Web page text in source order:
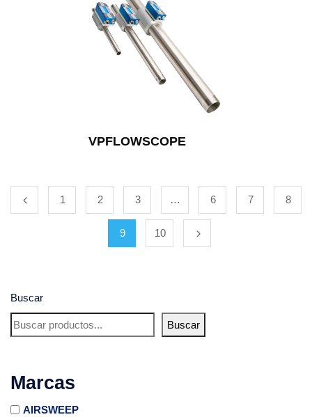
Buscar
Buscar
Marcas
AIRSWEEP
VPFLOWSCOPE
1 2 3 … 6 7 8
9 10